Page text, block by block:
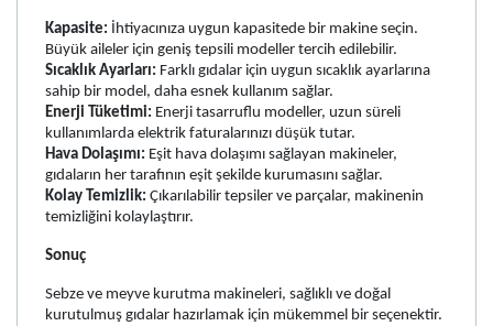
Kapasite: İhtiyacınıza uygun kapasitede bir makine seçin.
Büyük aileler için geniş tepsili modeller tercih edilebilir.
Sıcaklık Ayarları: Farklı gıdalar için uygun sıcaklık ayarlarına
sahip bir model, daha esnek kullanım sağlar.
Enerji Tüketimi: Enerji tasarruflu modeller, uzun süreli
kullanımlarda elektrik faturalarınızı düşük tutar.
Hava Dolaşımı: Eşit hava dolaşımı sağlayan makineler,
gıdaların her tarafının eşit şekilde kurumasını sağlar.
Kolay Temizlik: Çıkarılabilir tepsiler ve parçalar, makinenin
temizliğini kolaylaştırır.
Sonuç
Sebze ve meyve kurutma makineleri, sağlıklı ve doğal
kurutulmuş gıdalar hazırlamak için mükemmel bir seçenektir.